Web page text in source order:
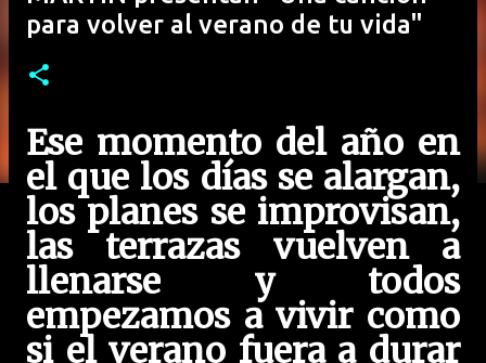
para volver al verano de tu vida"
Ese momento del año en
el que los días se alargan,
los planes se improvisan,
las terrazas vuelven a
llenarse y todos
empezamos a vivir como
si el verano fuera a durar